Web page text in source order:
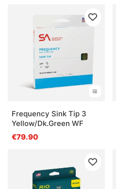
Frequency Sink Tip 3
Yellow/Dk.Green WF
€79.90